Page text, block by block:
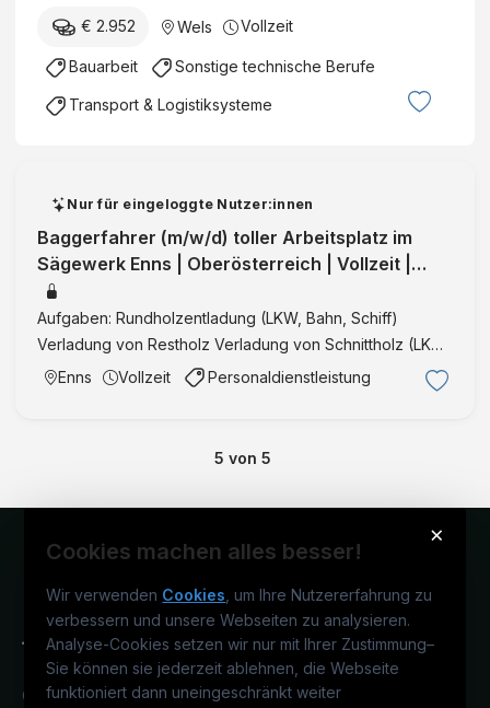
€ 2.952 Wels Vollzeit
Bauarbeit Sonstige technische Berufe
Transport & Logistiksysteme
Nur für eingeloggte Nutzer:innen
Baggerfahrer (m/w/d) toller Arbeitsplatz im
Sägewerk Enns | Oberösterreich | Vollzeit |
IntegrationID:36064
Aufgaben: Rundholzentladung (LKW, Bahn, Schiff)
Verladung von Restholz Verladung von Schnittholz (LKW,
Bahn) Entleerung der Rundholzboxen und Lagerung
Enns Vollzeit Personaldienstleistung
5 von 5
×
Cookies machen alles besser!
Wir verwenden Cookies , um Ihre Nutzererfahrung zu
verbessern und unsere Webseiten zu analysieren.
Analyse-Cookies setzen wir nur mit Ihrer Zustimmung–
Sie können sie jederzeit ablehnen, die Webseite
funktioniert dann uneingeschränkt weiter
Österreichs technisches Karriereportal.